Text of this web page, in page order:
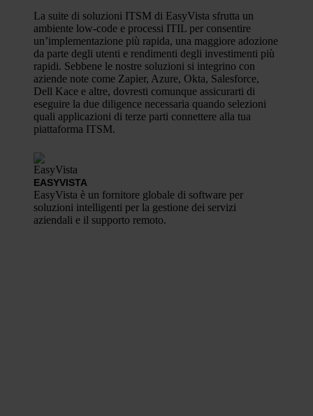
La suite di soluzioni ITSM di EasyVista sfrutta un
ambiente low-code e processi ITIL per consentire
un’implementazione più rapida, una maggiore adozione
da parte degli utenti e rendimenti degli investimenti più
rapidi. Sebbene le nostre soluzioni si integrino con
aziende note come Zapier, Azure, Okta, Salesforce,
Dell Kace e altre, dovresti comunque assicurarti di
eseguire la due diligence necessaria quando selezioni
quali applicazioni di terze parti connettere alla tua
piattaforma ITSM.
EASYVISTA
EasyVista è un fornitore globale di software per
soluzioni intelligenti per la gestione dei servizi
aziendali e il supporto remoto.